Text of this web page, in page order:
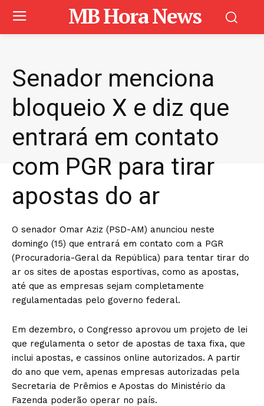
MB Hora News
Senador menciona
bloqueio X e diz que
entrará em contato
com PGR para tirar
apostas do ar
O senador Omar Aziz (PSD-AM) anunciou neste
domingo (15) que entrará em contato com a PGR
(Procuradoria-Geral da República) para tentar tirar do
ar os sites de apostas esportivas, como as apostas,
até que as empresas sejam completamente
regulamentadas pelo governo federal.
Em dezembro, o Congresso aprovou um projeto de lei
que regulamenta o setor de apostas de taxa fixa, que
inclui apostas, e cassinos online autorizados. A partir
do ano que vem, apenas empresas autorizadas pela
Secretaria de Prêmios e Apostas do Ministério da
Fazenda poderão operar no país.